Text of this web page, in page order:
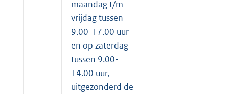
maandag t/m
vrijdag tussen
9.00-17.00 uur
en op zaterdag
tussen 9.00-
14.00 uur,
uitgezonderd de